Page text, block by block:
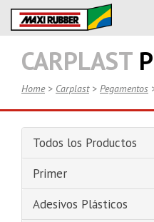
CARPLAST
Home > Carplast > Pegamentos
Todos los Productos
Primer
Adesivos Plásticos